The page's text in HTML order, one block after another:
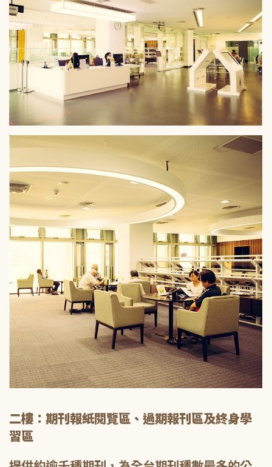
二樓：期刊報紙閱覽區、過期報刊區及終身學
習區